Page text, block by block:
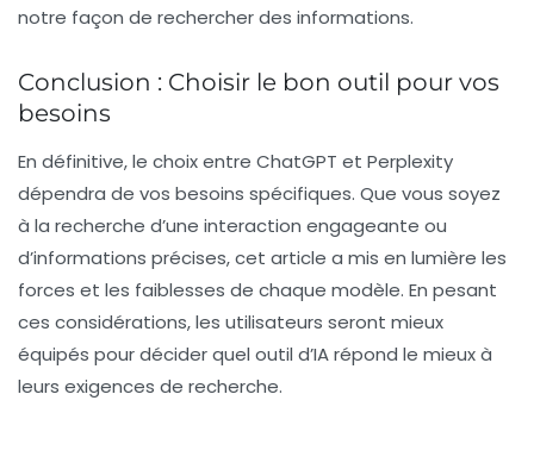
notre façon de rechercher des informations.
Conclusion : Choisir le bon outil pour vos
besoins
En définitive, le choix entre ChatGPT et Perplexity
dépendra de vos besoins spécifiques. Que vous soyez
à la recherche d’une interaction engageante ou
d’informations précises, cet article a mis en lumière les
forces et les faiblesses de chaque modèle. En pesant
ces considérations, les utilisateurs seront mieux
équipés pour décider quel outil d’IA répond le mieux à
leurs exigences de recherche.